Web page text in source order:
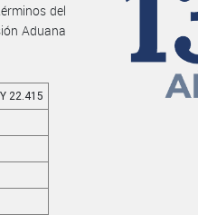
del
Aduana
22.415